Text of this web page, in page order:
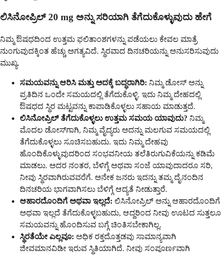
ಲಿಸಿನೋಪ್ರಿಲ್ 20 mg ಅನ್ನು ಸರಿಯಾಗಿ ತೆಗೆದುಕೊಳ್ಳುವುದು ಹೇಗೆ
ನಿಮ್ಮ ಔಷಧದಿಂದ ಉತ್ತಮ ಫಲಿತಾಂಶಗಳನ್ನು ಪಡೆಯಲು ಕೇವಲ ಮಾತ್ರೆ
ನುಂಗುವುದಕ್ಕಿಂತ ಹೆಚ್ಚು ಅಗತ್ಯವಿದೆ. ಸ್ಥಿರವಾದ ದಿನಚರಿಯನ್ನು ಅನುಸರಿಸುವುದು
ಮುಖ್ಯ.
ಸಮಯವನ್ನು ಆರಿಸಿ ಮತ್ತು ಅದಕ್ಕೆ ಬದ್ಧರಾಗಿರಿ: ನಿಮ್ಮ ಡೋಸ್ ಅನ್ನು
ಪ್ರತಿದಿನ ಒಂದೇ ಸಮಯದಲ್ಲಿ ತೆಗೆದುಕೊಳ್ಳಿ. ಇದು ನಿಮ್ಮ ದೇಹದಲ್ಲಿ
ಔಷಧದ ಸ್ಥಿರ ಮಟ್ಟವನ್ನು ಕಾಪಾಡಿಕೊಳ್ಳಲು ಸಹಾಯ ಮಾಡುತ್ತದೆ.
ಲಿಸಿನೋಪ್ರಿಲ್ ತೆಗೆದುಕೊಳ್ಳಲು ಉತ್ತಮ ಸಮಯ ಯಾವುದು? ನಿಮ್ಮ
ಮೊದಲ ಡೋಸ್‌ಗಾಗಿ, ನಿಮ್ಮ ವೈದ್ಯರು ಅದನ್ನು ಮಲಗುವ ಸಮಯದಲ್ಲಿ
ತೆಗೆದುಕೊಳ್ಳಲು ಸೂಚಿಸಬಹುದು. ಇದು ನಿಮ್ಮ ದೇಹವು
ಹೊಂದಿಕೊಳ್ಳುವುದರಿಂದ ಸಂಭವನೀಯ ತಲೆತಿರುಗುವಿಕೆಯನ್ನು ಕಡಿಮೆ
ಮಾಡಲು. ಅದರ ನಂತರ, ಬೆಳಿಗ್ಗೆ ಅಥವಾ ಸಂಜೆ ಯಾವುದಾದರೂ ಸರಿ,
ನೀವು ಸ್ಥಿರವಾಗಿರುವವರೆಗೆ. ಅನೇಕ ಜನರು ಇದನ್ನು ತಮ್ಮ ದೈನಂದಿನ
ದಿನಚರಿಯ ಭಾಗವಾಗಿಸಲು ಬೆಳಿಗ್ಗೆ ಆದ್ಯತೆ ನೀಡುತ್ತಾರೆ.
ಆಹಾರದೊಂದಿಗೆ ಅಥವಾ ಇಲ್ಲದೆ: ಲಿಸಿನೋಪ್ರಿಲ್ ಅನ್ನು ಆಹಾರದೊಂದಿಗೆ
ಅಥವಾ ಇಲ್ಲದೆ ತೆಗೆದುಕೊಳ್ಳಬಹುದು, ಆದ್ದರಿಂದ ನೀವು ಊಟದ ಸುತ್ತಲೂ
ಸಮಯವನ್ನು ಹೊಂದಿಸುವ ಬಗ್ಗೆ ಚಿಂತಿಸಬೇಕಾಗಿಲ್ಲ.
ಸ್ಥಿರತೆಯೇ ಎಲ್ಲವೂ: ಅಧಿಕ ರಕ್ತದೊತ್ತಡವು ಸಾಮಾನ್ಯವಾಗಿ
ಜೀವಮಾನವಿಡೀ ಇರುವ ಸ್ಥಿತಿಯಾಗಿದೆ. ನೀವು ಸಂಪೂರ್ಣವಾಗಿ